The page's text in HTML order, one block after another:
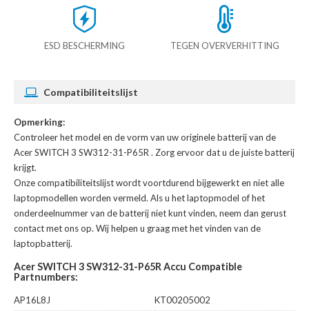
ESD BESCHERMING TEGEN OVERVERHITTING
Compatibiliteitslijst
Opmerking:
Controleer het model en de vorm van uw originele batterij van de
Acer SWITCH 3 SW312-31-P65R . Zorg ervoor dat u de juiste batterij
krijgt.
Onze compatibiliteitslijst wordt voortdurend bijgewerkt en niet alle
laptopmodellen worden vermeld. Als u het laptopmodel of het
onderdeelnummer van de batterij niet kunt vinden, neem dan gerust
contact met ons op. Wij helpen u graag met het vinden van de
laptopbatterij.
Acer SWITCH 3 SW312-31-P65R Accu Compatible
Partnumbers:
AP16L8J
KT00205002